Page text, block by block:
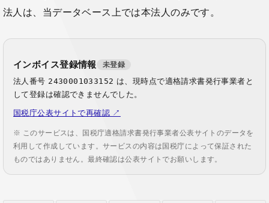
法人は、当データベース上では本法人のみです。
インボイス登録情報 未登録
法人番号 2430001033152 は、現時点で適格請求書発行事業者と
して登録は確認できませんでした。
国税庁公表サイトで再確認 ↗
※ このサービスは、国税庁適格請求書発行事業者公表サイトのデータを
利用して作成しています。サービスの内容は国税庁によって保証された
ものではありません。最終確認は公表サイトでお願いします。